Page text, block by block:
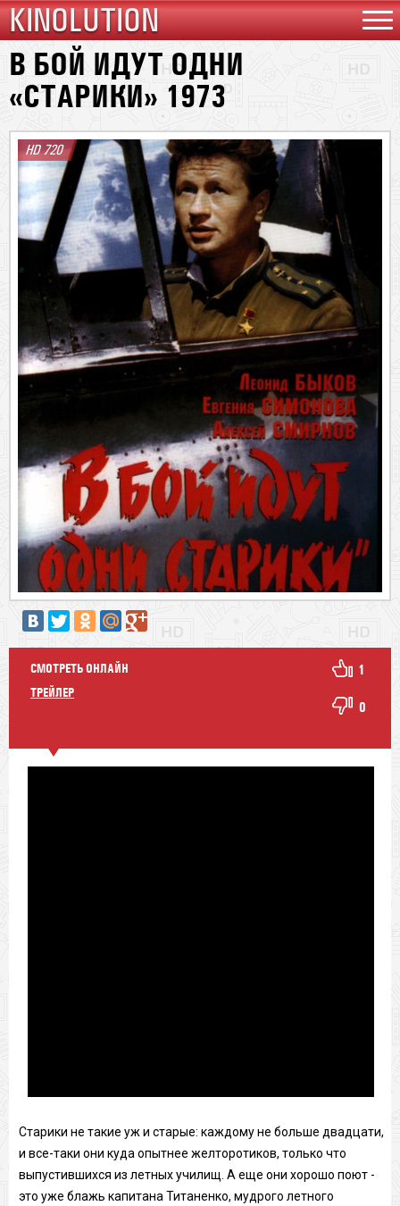
KINOLUTION
В БОЙ ИДУТ ОДНИ
«СТАРИКИ» 1973
HD 720
СМОТРЕТЬ ОНЛАЙН
ТРЕЙЛЕР
1
0
Старики не такие уж и старые: каждому не больше двадцати,
и все-таки они куда опытнее желторотиков, только что
выпустившихся из летных училищ. А еще они хорошо поют -
это уже блажь капитана Титаненко, мудрого летного